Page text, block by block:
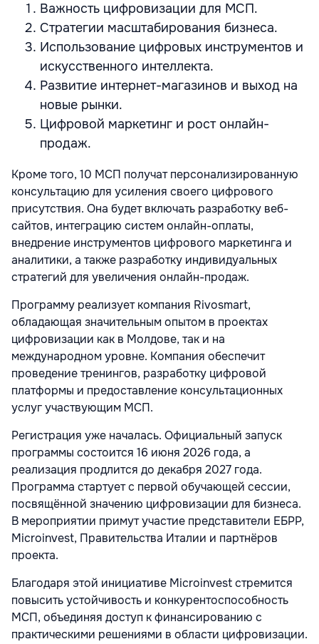
Важность цифровизации для МСП.
Стратегии масштабирования бизнеса.
Использование цифровых инструментов и
искусственного интеллекта.
Развитие интернет-магазинов и выход на
новые рынки.
Цифровой маркетинг и рост онлайн-
продаж.
Кроме того, 10 МСП получат персонализированную
консультацию для усиления своего цифрового
присутствия. Она будет включать разработку веб-
сайтов, интеграцию систем онлайн-оплаты,
внедрение инструментов цифрового маркетинга и
аналитики, а также разработку индивидуальных
стратегий для увеличения онлайн-продаж.
Программу реализует компания Rivosmart,
обладающая значительным опытом в проектах
цифровизации как в Молдове, так и на
международном уровне. Компания обеспечит
проведение тренингов, разработку цифровой
платформы и предоставление консультационных
услуг участвующим МСП.
Регистрация уже началась. Официальный запуск
программы состоится 16 июня 2026 года, а
реализация продлится до декабря 2027 года.
Программа стартует с первой обучающей сессии,
посвящённой значению цифровизации для бизнеса.
В мероприятии примут участие представители ЕБРР,
Microinvest, Правительства Италии и партнёров
проекта.
Благодаря этой инициативе Microinvest стремится
повысить устойчивость и конкурентоспособность
МСП, объединяя доступ к финансированию с
практическими решениями в области цифровизации.